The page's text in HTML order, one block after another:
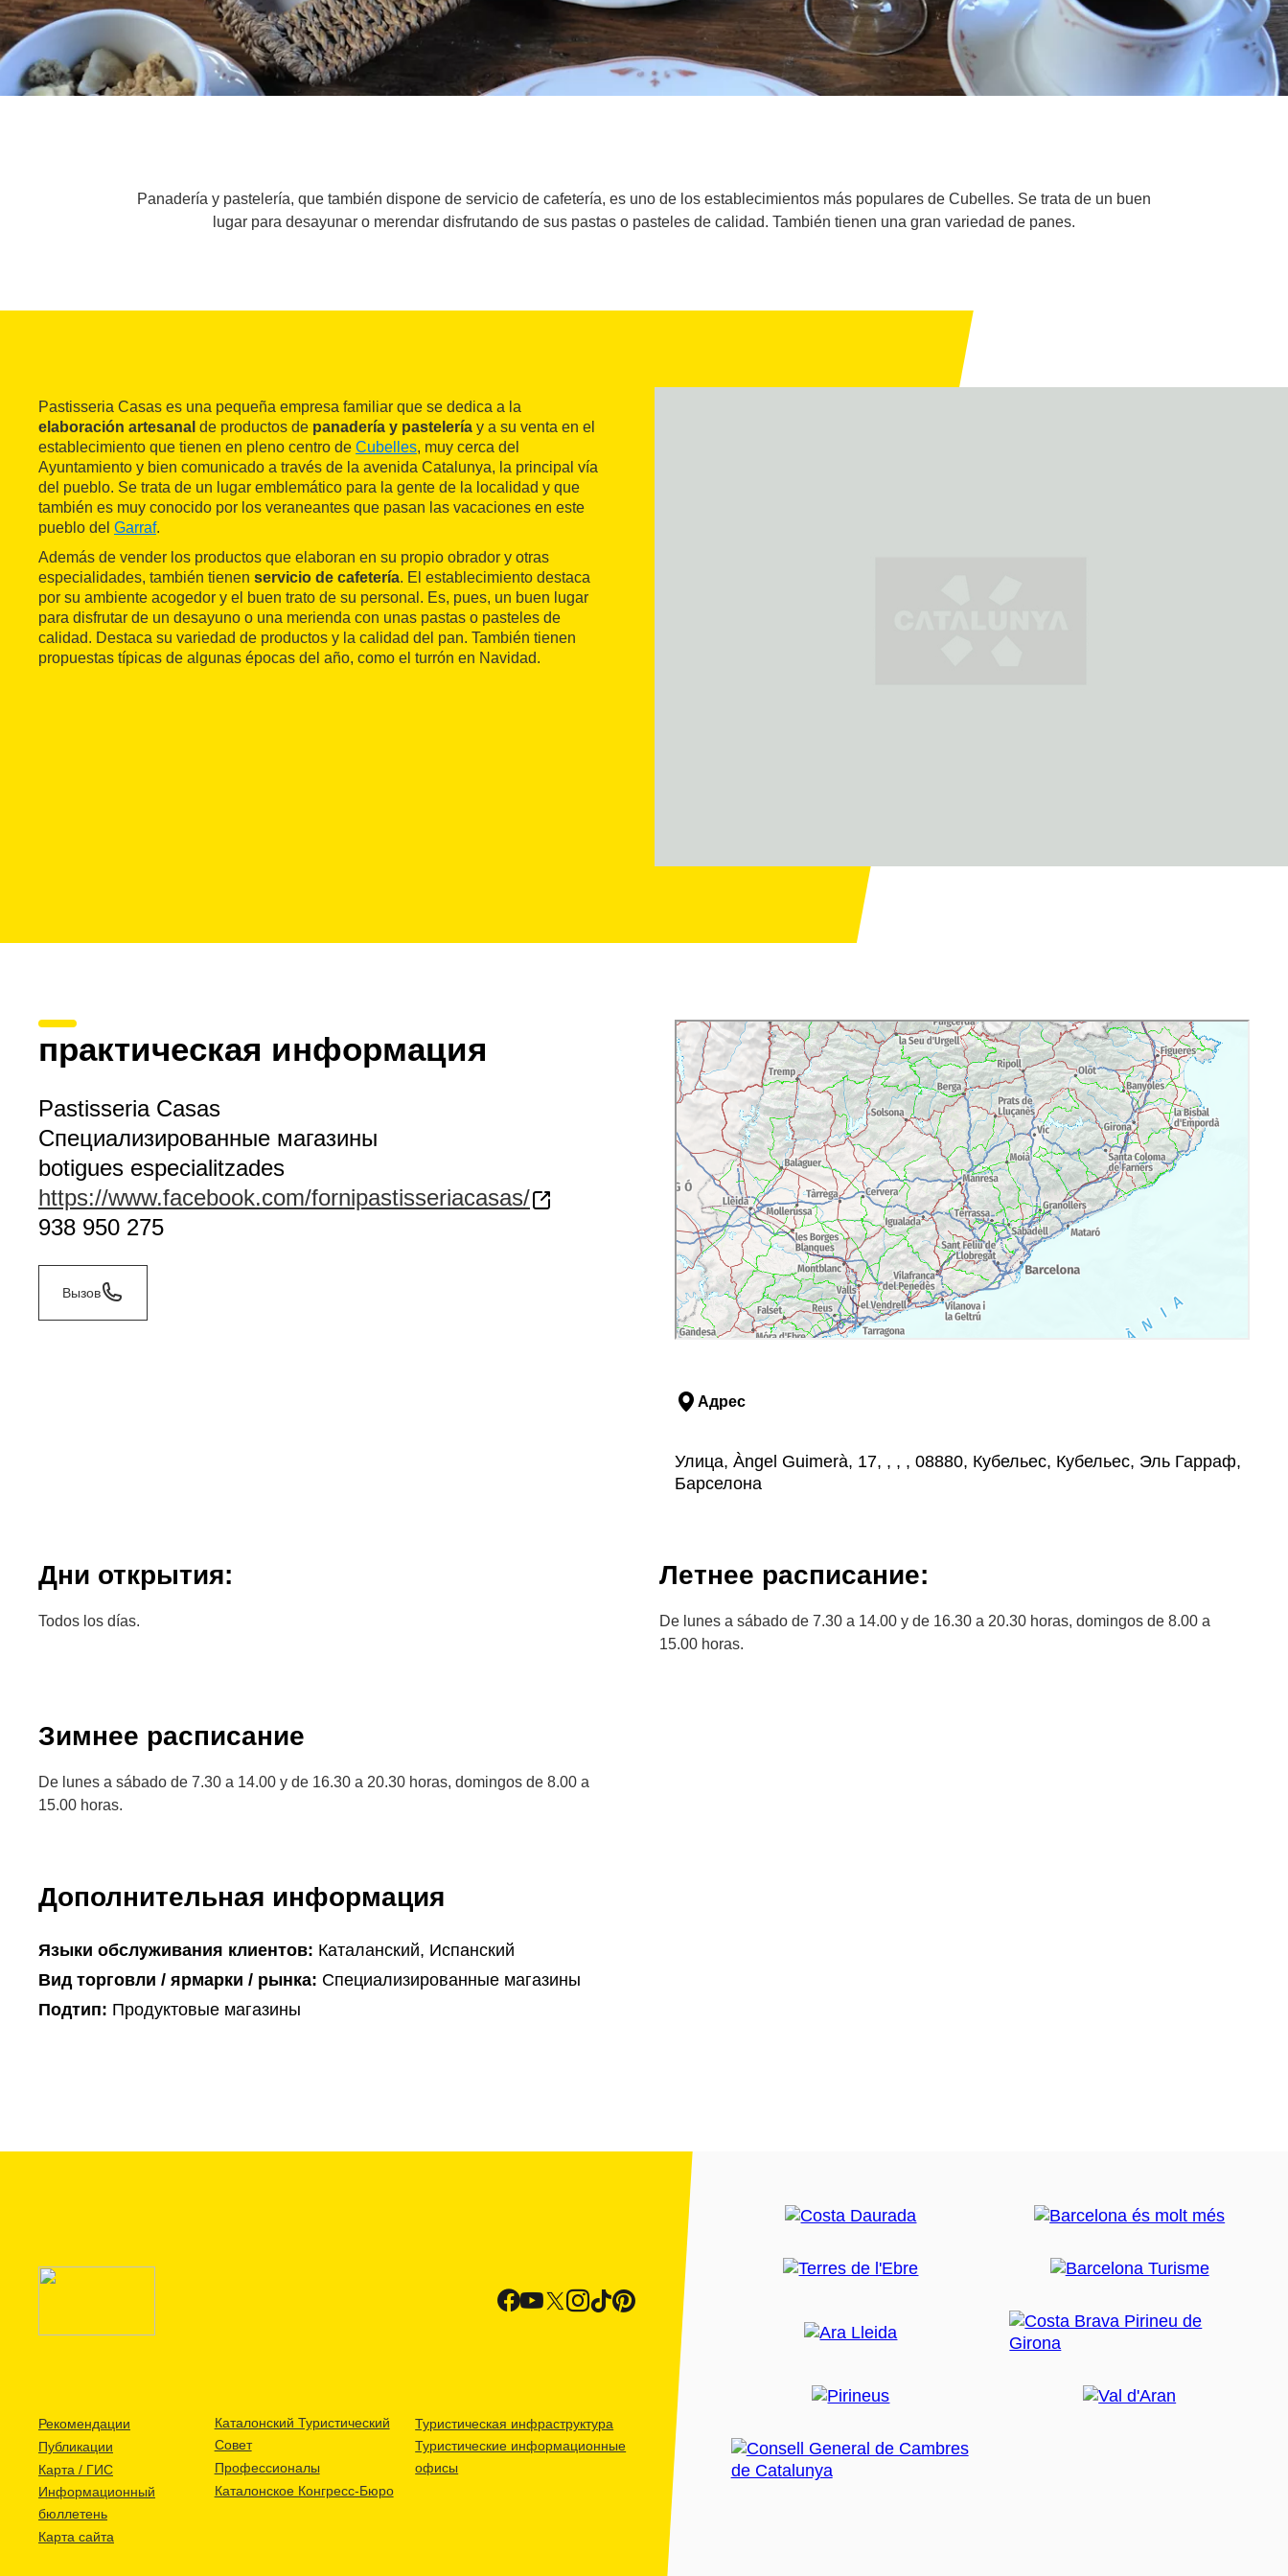
Panadería y pastelería, que también dispone de servicio de cafetería, es uno de los establecimientos más populares de Cubelles. Se trata de un buen
lugar para desayunar o merendar disfrutando de sus pastas o pasteles de calidad. También tienen una gran variedad de panes.
Pastisseria Casas es una pequeña empresa familiar que se dedica a la
elaboración artesanal de productos de panadería y pastelería y a su venta en el
establecimiento que tienen en pleno centro de Cubelles, muy cerca del
Ayuntamiento y bien comunicado a través de la avenida Catalunya, la principal vía
del pueblo. Se trata de un lugar emblemático para la gente de la localidad y que
también es muy conocido por los veraneantes que pasan las vacaciones en este
pueblo del Garraf.
Además de vender los productos que elaboran en su propio obrador y otras
especialidades, también tienen servicio de cafetería. El establecimiento destaca
por su ambiente acogedor y el buen trato de su personal. Es, pues, un buen lugar
para disfrutar de un desayuno o una merienda con unas pastas o pasteles de
calidad. Destaca su variedad de productos y la calidad del pan. También tienen
propuestas típicas de algunas épocas del año, como el turrón en Navidad.
практическая информация
Pastisseria Casas
Специализированные магазины
botigues especialitzades
https://www.facebook.com/fornipastisseriacasas/
938 950 275
Вызов
Адрес
Улица, Àngel Guimerà, 17, , , , 08880, Кубельес, Кубельес, Эль Гарраф,
Барселона
Дни открытия:
Todos los días.
Летнее расписание:
De lunes a sábado de 7.30 a 14.00 y de 16.30 a 20.30 horas, domingos de 8.00 a
15.00 horas.
Зимнее расписание
De lunes a sábado de 7.30 a 14.00 y de 16.30 a 20.30 horas, domingos de 8.00 a
15.00 horas.
Дополнительная информация
Языки обслуживания клиентов: Каталанский, Испанский
Вид торговли / ярмарки / рынка: Специализированные магазины
Подтип: Продуктовые магазины
Рекомендации
Публикации
Карта / ГИС
Информационный
бюллетень
Карта сайта
Каталонский Туристический
Совет
Профессионалы
Каталонское Конгресс-Бюро
Туристическая инфраструктура
Туристические информационные
офисы